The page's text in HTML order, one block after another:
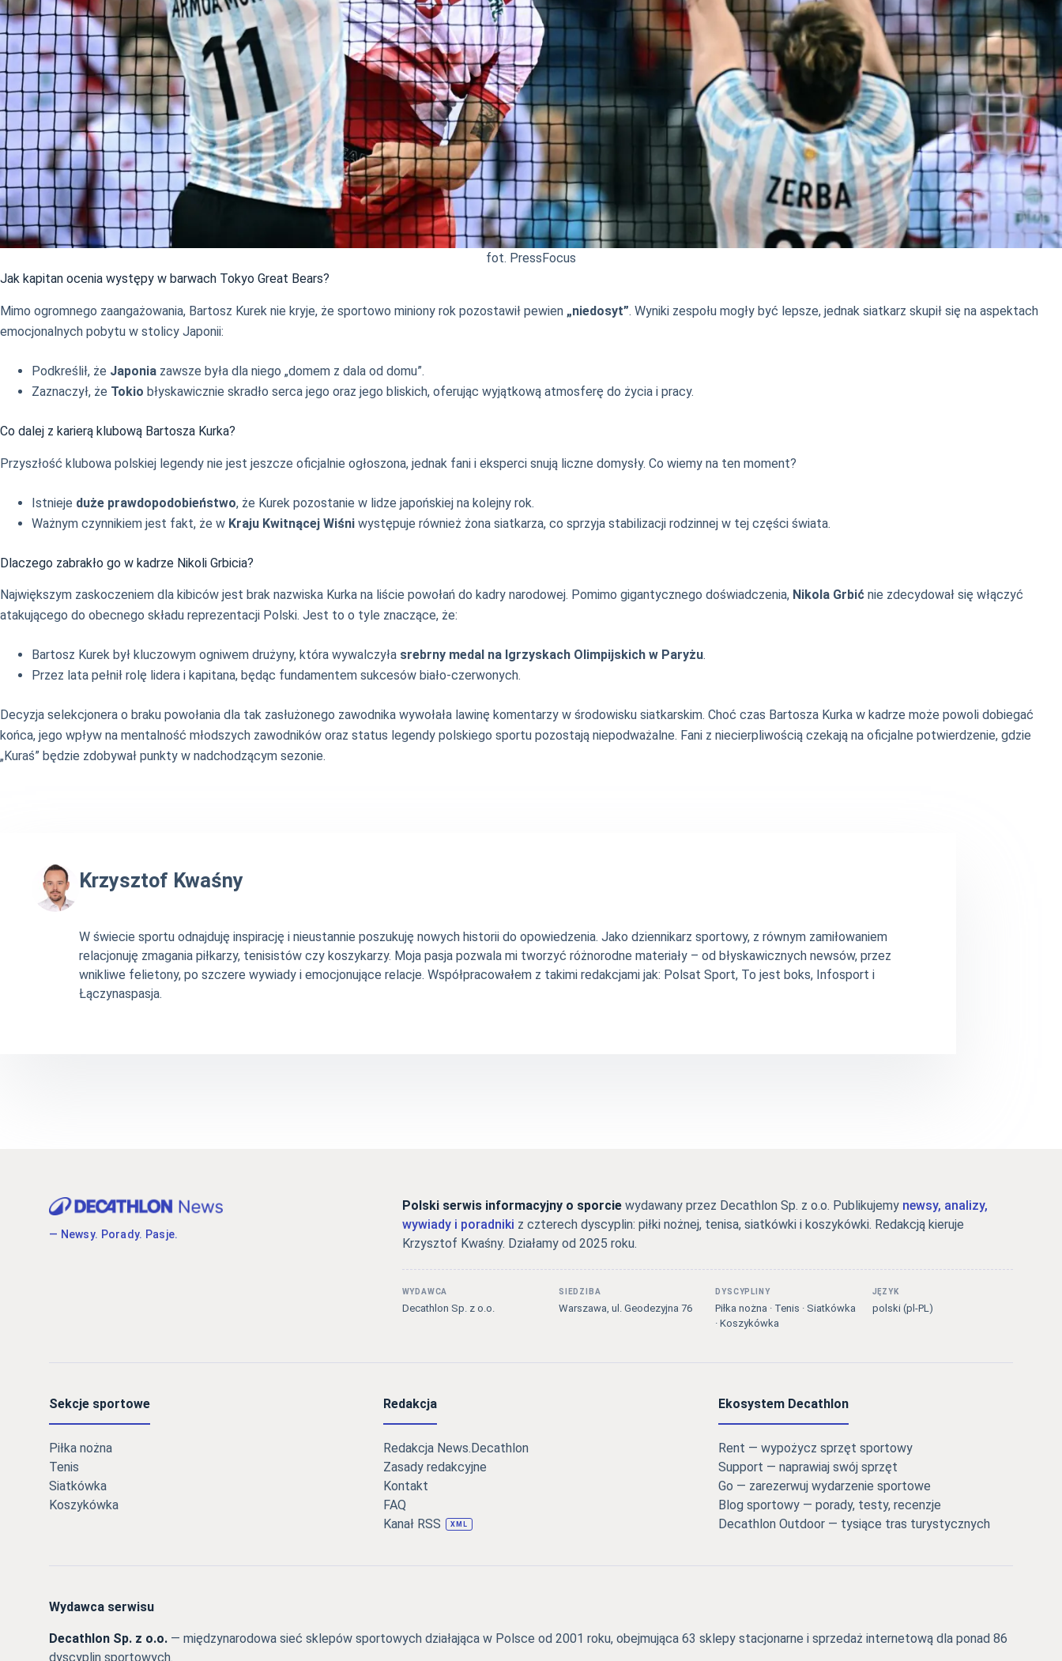
fot. PressFocus
Jak kapitan ocenia występy w barwach Tokyo Great Bears?
Mimo ogromnego zaangażowania, Bartosz Kurek nie kryje, że sportowo miniony rok pozostawił pewien „niedosyt”. Wyniki zespołu mogły być lepsze, jednak siatkarz skupił się na aspektach
emocjonalnych pobytu w stolicy Japonii:
Podkreślił, że Japonia zawsze była dla niego „domem z dala od domu”.
Zaznaczył, że Tokio błyskawicznie skradło serca jego oraz jego bliskich, oferując wyjątkową atmosferę do życia i pracy.
Co dalej z karierą klubową Bartosza Kurka?
Przyszłość klubowa polskiej legendy nie jest jeszcze oficjalnie ogłoszona, jednak fani i eksperci snują liczne domysły. Co wiemy na ten moment?
Istnieje duże prawdopodobieństwo, że Kurek pozostanie w lidze japońskiej na kolejny rok.
Ważnym czynnikiem jest fakt, że w Kraju Kwitnącej Wiśni występuje również żona siatkarza, co sprzyja stabilizacji rodzinnej w tej części świata.
Dlaczego zabrakło go w kadrze Nikoli Grbicia?
Największym zaskoczeniem dla kibiców jest brak nazwiska Kurka na liście powołań do kadry narodowej. Pomimo gigantycznego doświadczenia, Nikola Grbić nie zdecydował się włączyć
atakującego do obecnego składu reprezentacji Polski. Jest to o tyle znaczące, że:
Bartosz Kurek był kluczowym ogniwem drużyny, która wywalczyła srebrny medal na Igrzyskach Olimpijskich w Paryżu.
Przez lata pełnił rolę lidera i kapitana, będąc fundamentem sukcesów biało-czerwonych.
Decyzja selekcjonera o braku powołania dla tak zasłużonego zawodnika wywołała lawinę komentarzy w środowisku siatkarskim. Choć czas Bartosza Kurka w kadrze może powoli dobiegać
końca, jego wpływ na mentalność młodszych zawodników oraz status legendy polskiego sportu pozostają niepodważalne. Fani z niecierpliwością czekają na oficjalne potwierdzenie, gdzie
„Kuraś” będzie zdobywał punkty w nadchodzącym sezonie.
Krzysztof Kwaśny
W świecie sportu odnajduję inspirację i nieustannie poszukuję nowych historii do opowiedzenia. Jako dziennikarz sportowy, z równym zamiłowaniem
relacjonuję zmagania piłkarzy, tenisistów czy koszykarzy. Moja pasja pozwala mi tworzyć różnorodne materiały – od błyskawicznych newsów, przez
wnikliwe felietony, po szczere wywiady i emocjonujące relacje. Współpracowałem z takimi redakcjami jak: Polsat Sport, To jest boks, Infosport i
Łączynaspasja.
— Newsy. Porady. Pasje.
Polski serwis informacyjny o sporciewydawany przez Decathlon Sp. z o.o. Publikujemy newsy, analizy,
wywiady i poradniki z czterech dyscyplin: piłki nożnej, tenisa, siatkówki i koszykówki. Redakcją kieruje
Krzysztof Kwaśny. Działamy od 2025 roku.
WYDAWCA
Decathlon Sp. z o.o.
SIEDZIBA
Warszawa, ul. Geodezyjna 76
DYSCYPLINY
Piłka nożna · Tenis · Siatkówka
· Koszykówka
JĘZYK
polski (pl-PL)
Sekcje sportowe
Piłka nożna
Tenis
Siatkówka
Koszykówka
Redakcja
Redakcja News.Decathlon
Zasady redakcyjne
Kontakt
FAQ
Kanał RSS
XML
Ekosystem Decathlon
Rent — wypożycz sprzęt sportowy
Support — naprawiaj swój sprzęt
Go — zarezerwuj wydarzenie sportowe
Blog sportowy — porady, testy, recenzje
Decathlon Outdoor — tysiące tras turystycznych
Wydawca serwisu
Decathlon Sp. z o.o. — międzynarodowa sieć sklepów sportowych działająca w Polsce od 2001 roku, obejmująca 63 sklepy stacjonarne i sprzedaż internetową dla ponad 86
dyscyplin sportowych.